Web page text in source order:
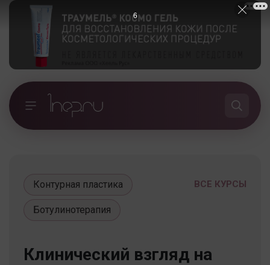
ВСЕ КУРСЫ
Контурная пластика
Ботулинотерапия
Клинический взгляд на
5